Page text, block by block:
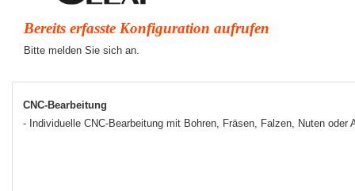
Bereits erfasste Konfiguration aufrufen
Bitte melden Sie sich an.
CNC-Bearbeitung
- Individuelle CNC-Bearbeitung mit Bohren, Fräsen, Falzen, Nuten oder